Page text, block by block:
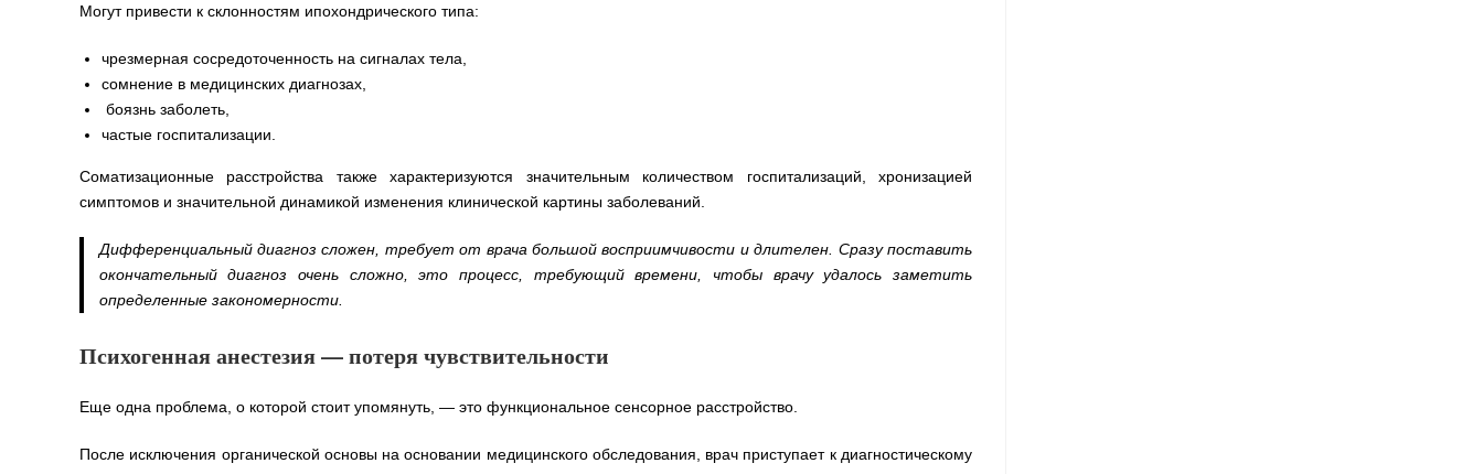
Могут привести к склонностям ипохондрического типа:
чрезмерная сосредоточенность на сигналах тела,
сомнение в медицинских диагнозах,
боязнь заболеть,
частые госпитализации.
Соматизационные расстройства также характеризуются значительным количеством госпитализаций, хронизацией
симптомов и значительной динамикой изменения клинической картины заболеваний.
Дифференциальный диагноз сложен, требует от врача большой восприимчивости и длителен. Сразу поставить
окончательный диагноз очень сложно, это процесс, требующий времени, чтобы врачу удалось заметить
определенные закономерности.
Психогенная анестезия — потеря чувствительности
Еще одна проблема, о которой стоит упомянуть, — это функциональное сенсорное расстройство.
После исключения органической основы на основании медицинского обследования, врач приступает к диагностическому